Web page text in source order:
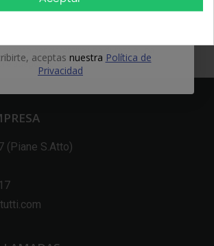
di altissima precisione. I nostri
questo per garantire una durata e una
adeguata.
(Piane S.Atto)
OBTÉN EL 5%
aceptas nuestra Política de
Privacidad